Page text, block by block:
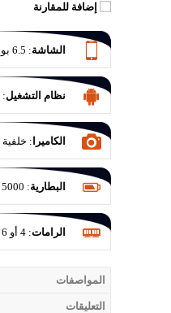
إضافة للمقارنة
الشاشة: 6.5 بوصة بها ثقب صغير
نظام التشغيل:
الكاميرا :
عدسة F/2.4
البطارية:
5000
الرامات: 4 أو 6 جيجا رام
المواصفات
التعليقات